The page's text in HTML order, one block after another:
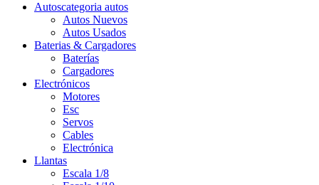
Autoscategoria autos
Autos Nuevos
Autos Usados
Baterias & Cargadores
Baterías
Cargadores
Electrónicos
Motores
Esc
Servos
Cables
Electrónica
Llantas
Escala 1/8